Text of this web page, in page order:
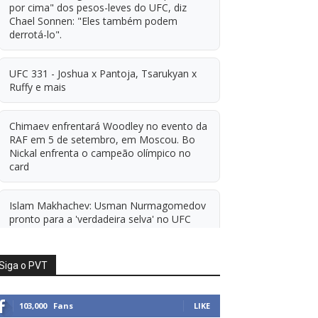
por cima" dos pesos-leves do UFC, diz
Chael Sonnen: "Eles também podem
derrotá-lo".
UFC 331 - Joshua x Pantoja, Tsarukyan x
Ruffy e mais
Chimaev enfrentará Woodley no evento da
RAF em 5 de setembro, em Moscou. Bo
Nickal enfrenta o campeão olímpico no
card
Islam Makhachev: Usman Nurmagomedov
pronto para a 'verdadeira selva' no UFC
'A diferença financeira é ainda maior
agora': Rico Verhoeven atualiza
o UFC após novas negociações.
o PVT
103,000 Fans LIKE